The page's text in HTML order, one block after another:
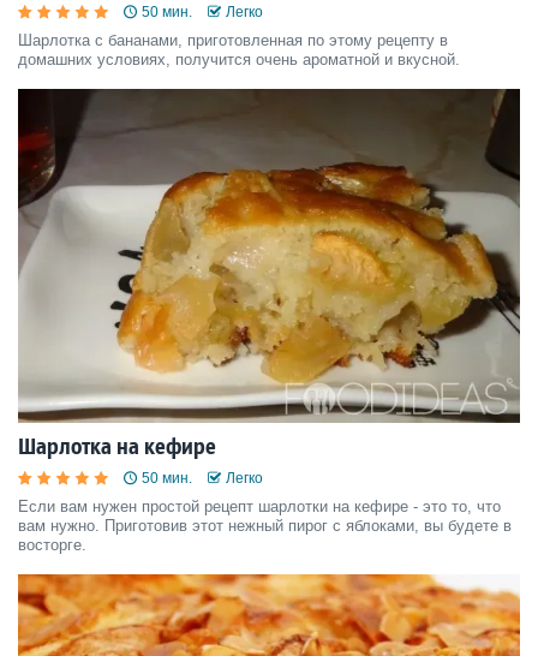
50 мин. Легко
Шарлотка с бананами, приготовленная по этому рецепту в
домашних условиях, получится очень ароматной и вкусной.
Шарлотка на кефире
50 мин. Легко
Если вам нужен простой рецепт шарлотки на кефире - это то, что
вам нужно. Приготовив этот нежный пирог с яблоками, вы будете в
восторге.